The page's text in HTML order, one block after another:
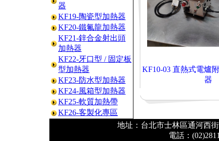
器
KF19-陶瓷型加熱器
KF20-鐵氟龍加熱器
KF21-鋅合金射出頭
加熱器
KF22-牙口型 / 固定板
型加熱器
KF23-防水型加熱器
KF24-風箱型加熱器
KF25-軟質加熱帶
KF26-客製化專區
KF10-03 直熱式電爐
器
地址：台北市士林區通河西
電話：